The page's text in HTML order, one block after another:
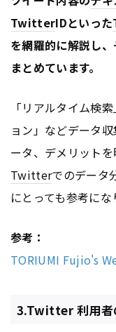
TwitterIDといった
を網羅的に解説し
まとめています。
「リアルタイム検
ョン」などデータ
ータ、デメリット
Twitterでのデータ
にとっても参考にな
参考：
TORIUMI Fujio's
3.Twitter 利用者